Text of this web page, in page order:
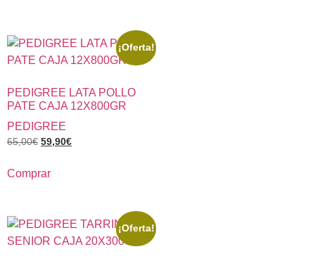
¡Oferta!
PEDIGREE LATA POLLO
PATE CAJA 12X800GR
PEDIGREE
65,00€ 59,90€
Comprar
¡Oferta!